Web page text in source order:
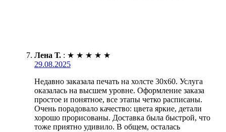
Лена Т. : ★ ★ ★ ★ ★
29.08.2025
Недавно заказала печать на холсте 30х60. Услуга
оказалась на высшем уровне. Оформление заказа
простое и понятное, все этапы четко расписаны.
Очень порадовало качество: цвета яркие, детали
хорошо прорисованы. Доставка была быстрой, что
тоже приятно удивило. В общем, осталась